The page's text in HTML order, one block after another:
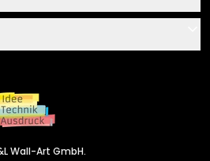
Wall-Art GmbH.